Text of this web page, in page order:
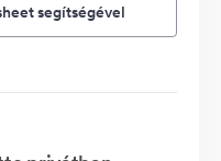
segítségével